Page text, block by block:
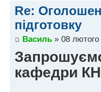
Re:
підготовку
Василь » 08
кафедри